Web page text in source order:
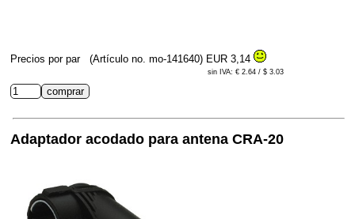
Precios por par (Artículo no. mo-141640) EUR 3,14
sin IVA: € 2.64 / $ 3.03
Adaptador acodado para antena CRA-20